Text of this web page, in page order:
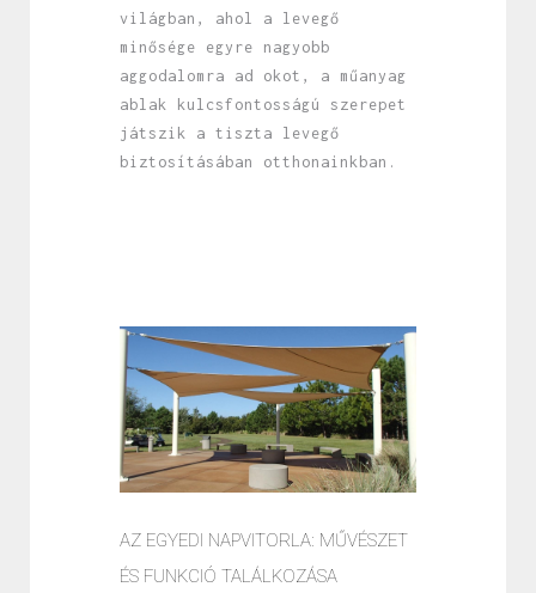
világban, ahol a levegő
minősége egyre nagyobb
aggodalomra ad okot, a műanyag
ablak kulcsfontosságú szerepet
játszik a tiszta levegő
biztosításában otthonainkban.
AZ EGYEDI NAPVITORLA: MŰVÉSZET
ÉS FUNKCIÓ TALÁLKOZÁSA